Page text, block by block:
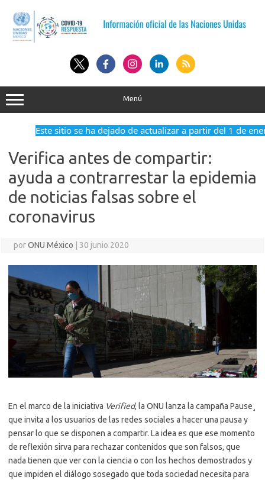
contenido
Menú
Este sitio se ha dejado de actualizar a partir del 1 de
Verifica antes de compartir:
ayuda a contrarrestar la epidemia
de noticias falsas sobre el
coronavirus
porONU México 30 junio 2020
En el marco de la iniciativa Verified, la ONU lanza la campaña Pause¸
que invita a los usuarios de las redes sociales a hacer una pausa y
pensar lo que se disponen a compartir. La idea es que ese momento
de reflexión sirva para rechazar contenidos que son falsos, que
nada tienen que ver con la ciencia o con los hechos demostrados y
que impiden el diálogo sosegado que toda sociedad necesita para